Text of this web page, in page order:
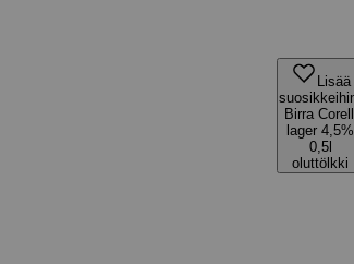
Lisää
Birra
lager 4,5%
0,5l
oluttölkki